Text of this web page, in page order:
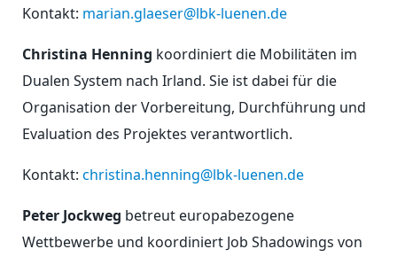
Kontakt: marian.glaeser@lbk-luenen.de
Christina Henning koordiniert die Mobilitäten im
Dualen System nach Irland. Sie ist dabei für die
Organisation der Vorbereitung, Durchführung und
Evaluation des Projektes verantwortlich.
Kontakt: christina.henning@lbk-luenen.de
Peter Jockweg betreut europabezogene
Wettbewerbe und koordiniert Job Shadowings von